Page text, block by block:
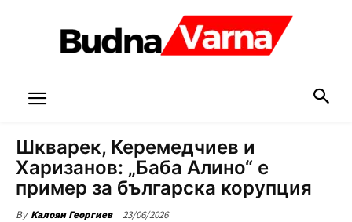
Шкварек, Керемедчиев и
Харизанов: „Баба Алино“ е
пример за българска корупция
By Калоян Георгиев 23/06/2026